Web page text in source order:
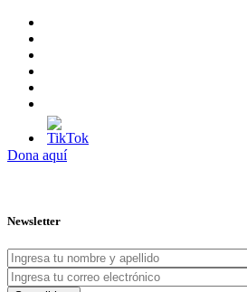
Dona aquí
Newsletter